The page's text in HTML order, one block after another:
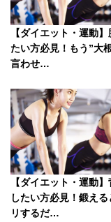
【ダイエット・運動
たい方必見！もう”大
言わせ…
【ダイエット・運動
したい方必見！鍛える
リするだ…